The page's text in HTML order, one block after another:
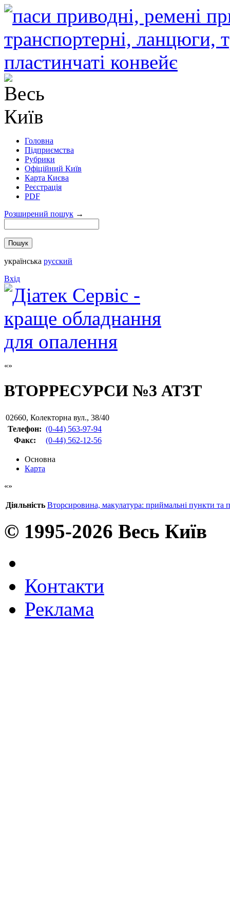
Головна
Підприємства
Рубрики
Офіційний Київ
Карта Києва
Реєстрація
PDF
Розширений пошук →
українська русский
Вхід
ВТОРРЕСУРСИ №3 АТЗТ
02660, Колекторна вул., 38/40
Телефон: (0-44) 563-97-94
Факс: (0-44) 562-12-56
Основна
Карта
Діяльність Вторсировина, макулатура: приймальні пункти та
© 1995-2026 Весь Київ
Контакти
Реклама